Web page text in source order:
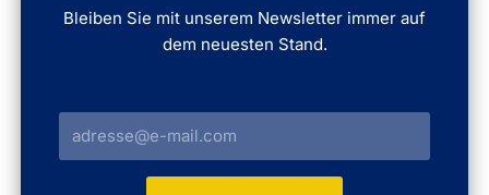
Bleiben Sie mit unserem Newsletter immer auf
dem neuesten Stand.